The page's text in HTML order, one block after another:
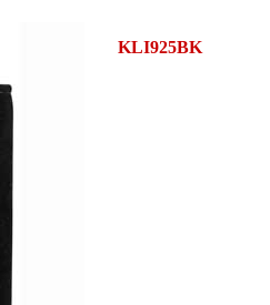
KLI925BK